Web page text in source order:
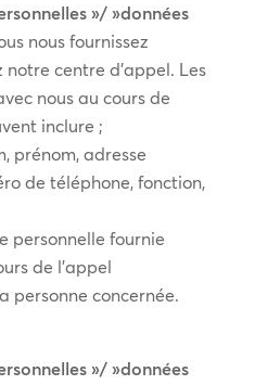
»/ »données
nous fournissez
centre d’appel. Les
nous au cours de
inclure ;
prénom, adresse
de téléphone, fonction,
personnelle fournie
de l’appel
personne concernée.
»/ »données